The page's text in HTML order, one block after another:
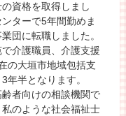
資格を取得しまし
ターで5年間勤めま
団に転職しました。
介護職員、介護支援
の大垣市地域包括支
年半となります。
者向けの相談機関で
のような社会福祉士